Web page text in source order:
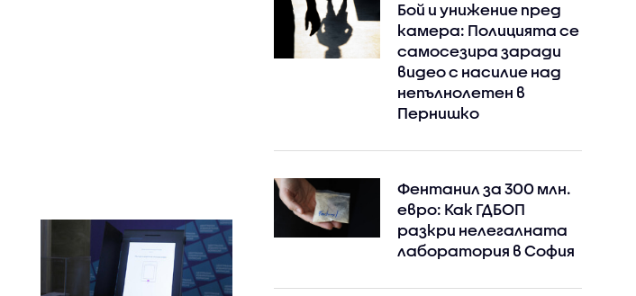
Бой и унижение пред
камера: Полицията се
самосезира заради
видео с насилие над
непълнолетен в
Пернишко
Фентанил за 300 млн.
евро: Как ГДБОП
разкри нелегалната
лаборатория в София